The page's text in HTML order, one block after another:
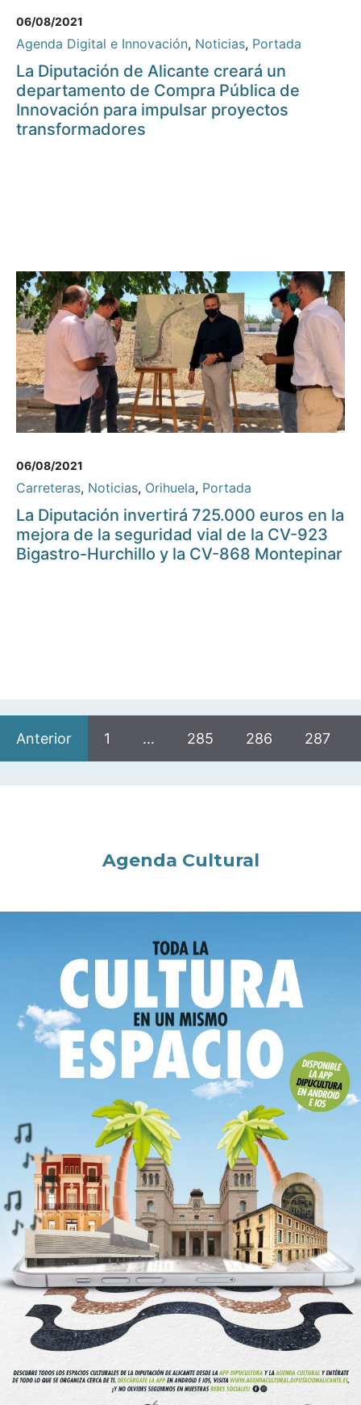
06/08/2021
Agenda Digital e Innovación, Noticias, Portada
La Diputación de Alicante creará un
departamento de Compra Pública de
Innovación para impulsar proyectos
transformadores
06/08/2021
Carreteras, Noticias, Orihuela, Portada
La Diputación invertirá 725.000 euros en la
mejora de la seguridad vial de la CV-923
Bigastro-Hurchillo y la CV-868 Montepinar
Anterior 1 … 285 286 287
Agenda Cultural